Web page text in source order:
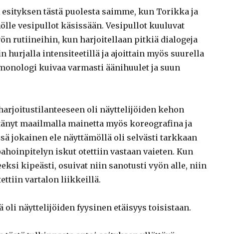
tästä puolesta saimme, kun Torikka ja
vesipullot käsissään. Vesipullot kuuluvat
rutiineihin, kun harjoitellaan pitkiä dialogeja
hurjalla intensiteetillä ja ajoittain myös suurella
kuivaa varmasti äänihuulet ja suun
oli näyttelijöiden kehon
maailmalla mainetta myös koreografina ja
jokainen ele näyttämöllä oli selvästi tarkkaan
iskut otettiin vastaan vaieten. Kun
kipeästi, osuivat niin sanotusti vyön alle, niin
vartalon liikkeillä.
oli näyttelijöiden fyysinen etäisyys toisistaan.